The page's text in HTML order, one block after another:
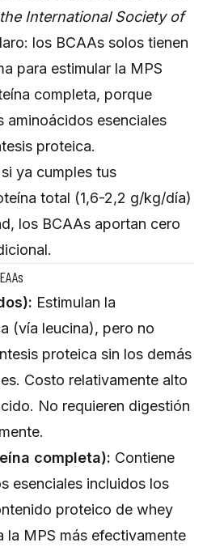
International Society of
los BCAAs solos tienen
para estimular la MPS
completa, porque
aminoácidos esenciales
proteica.
ya cumples tus
total (1,6-2,2 g/kg/día)
los BCAAs aportan cero
Estimulan la
(vía leucina), pero no
proteica sin los demás
Costo relativamente alto
No requieren digestión
completa): Contiene
esenciales incluidos los
proteico de whey
la MPS más efectivamente